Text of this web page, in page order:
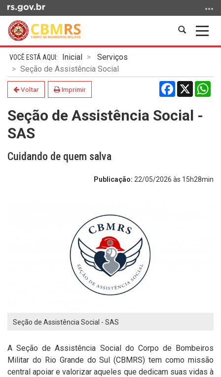
para
conteúdo
menu
para
busca
Abrir
Início
conteúdo
Inicial
Serviços
Seção de Assistência Social
Voltar Imprimir Facebook
X
Seção de Assistência Social -
SAS
Cuidando de quem salva
Publicação: 22/05/2026 às 15h28min
Seção de Assistência Social - SAS
A Seção de Assistência Social do Corpo de Bombeiros
Militar do Rio Grande do Sul (CBMRS) tem como missão
central apoiar e valorizar aqueles que dedicam suas vidas à